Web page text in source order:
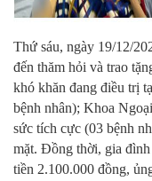
Thứ sáu, ngày 19/12/
đến thăm hỏi và trao
khó khăn đang điều trị
bệnh nhân); Khoa
sức tích cực (03 bệnh
mặt. Đồng thời, gia đình
tiền 2.100.000 đồng,